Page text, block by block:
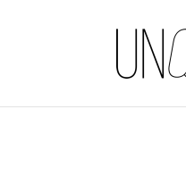
UNQUIET